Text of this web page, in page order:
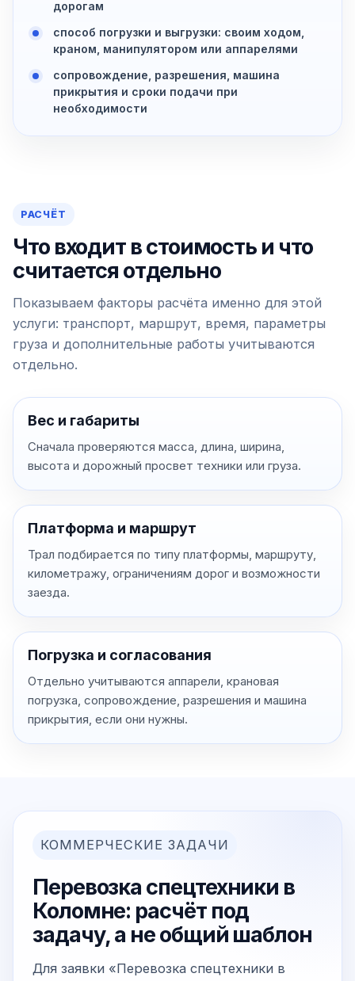
дорогам
способ погрузки и выгрузки: своим ходом,
краном, манипулятором или аппарелями
сопровождение, разрешения, машина
прикрытия и сроки подачи при
необходимости
РАСЧЁТ
Что входит в стоимость и что
считается отдельно
Показываем факторы расчёта именно для этой
услуги: транспорт, маршрут, время, параметры
груза и дополнительные работы учитываются
отдельно.
Вес и габариты
Сначала проверяются масса, длина, ширина,
высота и дорожный просвет техники или груза.
Платформа и маршрут
Трал подбирается по типу платформы, маршруту,
километражу, ограничениям дорог и возможности
заезда.
Погрузка и согласования
Отдельно учитываются аппарели, крановая
погрузка, сопровождение, разрешения и машина
прикрытия, если они нужны.
КОММЕРЧЕСКИЕ ЗАДАЧИ
Перевозка спецтехники в
Коломне: расчёт под
задачу, а не общий шаблон
Для заявки «Перевозка спецтехники в